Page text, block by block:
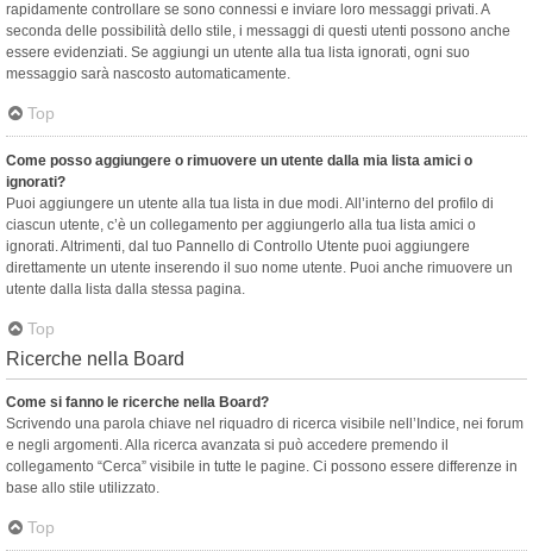
rapidamente controllare se sono connessi e inviare loro messaggi privati. A
seconda delle possibilità dello stile, i messaggi di questi utenti possono anche
essere evidenziati. Se aggiungi un utente alla tua lista ignorati, ogni suo
messaggio sarà nascosto automaticamente.
Top
Come posso aggiungere o rimuovere un utente dalla mia lista amici o
ignorati?
Puoi aggiungere un utente alla tua lista in due modi. All’interno del profilo di
ciascun utente, c’è un collegamento per aggiungerlo alla tua lista amici o
ignorati. Altrimenti, dal tuo Pannello di Controllo Utente puoi aggiungere
direttamente un utente inserendo il suo nome utente. Puoi anche rimuovere un
utente dalla lista dalla stessa pagina.
Top
Ricerche nella Board
Come si fanno le ricerche nella Board?
Scrivendo una parola chiave nel riquadro di ricerca visibile nell’Indice, nei forum
e negli argomenti. Alla ricerca avanzata si può accedere premendo il
collegamento “Cerca” visibile in tutte le pagine. Ci possono essere differenze in
base allo stile utilizzato.
Top